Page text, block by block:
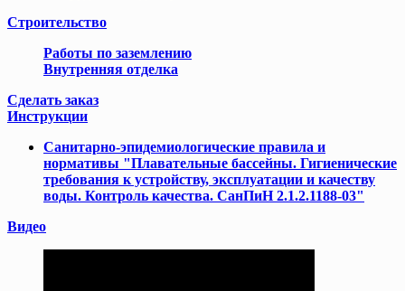
Cтроительство
Работы по заземлению
Внутренняя отделка
Сделать заказ
Инструкции
Cанитарно-эпидемиологические правила и
нормативы "Плавательные бассейны. Гигиенические
требования к устройству, эксплуатации и качеству
воды. Контроль качества. СанПиН 2.1.2.1188-03"
Видео